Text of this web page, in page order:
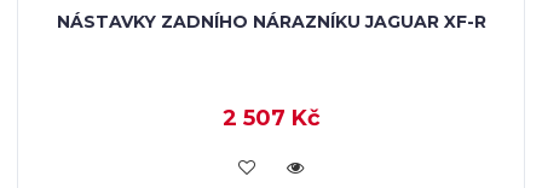
NÁSTAVKY ZADNÍHO NÁRAZNÍKU JAGUAR XF-R
2 507 Kč
KOUPIT